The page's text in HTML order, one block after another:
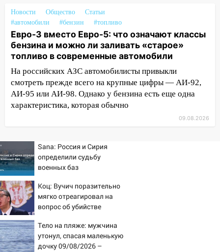
17:15
В Ульяновской области
ремонтируют девять мостов: один уже
готов, ещё два — почти завершены
17:00 «Ульяновскалипсис»: последствия
урагана 8 августа
16:38 Прогноз погоды в Ульяновской
области на 9 августа
16:34 Из-за мощной непогоды в
Ульяновске отменили фестиваль «Наше
16:17
Мелекесский район первым в
Ульяновской области намолотил более
100 тысяч тонн зерна
15:17
В колледжи и техникумы
Ульяновской области подали более 10
тысяч заявлений
15:04
Фоторепортаж с улиц Ульяновска
после шторма: поваленные деревья и
затопленные улицы
Новости Общество
Статьи
#автомобили
#бензин #топливо
Евро-3 вместо Евро-5: что означают классы
бензина и можно ли заливать «старое»
топливо в современные автомобили
На российских АЗС автомобилисты привыкли
смотреть прежде всего на крупные цифры — АИ-92,
АИ-95 или АИ-98. Однако у бензина есть еще одна
характеристика, которая обычно
09.08.2026
Sana: Россия и Сирия
определили судьбу
военных баз
Коц: Вучич поразительно
мягко отреагировал на
вопрос об убийстве
Тело на пляже: мужчина
утонул, спасая маленькую
дочку 09/08/2026 –